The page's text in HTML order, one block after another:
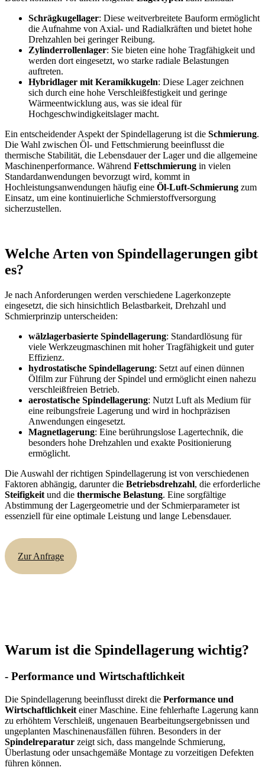
Schrägkugellager: Diese weitverbreitete Bauform ermöglicht
die Aufnahme von Axial- und Radialkräften und bietet hohe
Drehzahlen bei geringer Reibung.
Zylinderrollenlager: Sie bieten eine hohe Tragfähigkeit und
werden dort eingesetzt, wo starke radiale Belastungen
auftreten.
Hybridlager mit Keramikkugeln: Diese Lager zeichnen
sich durch eine hohe Verschleißfestigkeit und geringe
Wärmeentwicklung aus, was sie ideal für
Hochgeschwindigkeitslager macht.
Ein entscheidender Aspekt der Spindellagerung ist die Schmierung.
Die Wahl zwischen Öl- und Fettschmierung beeinflusst die
thermische Stabilität, die Lebensdauer der Lager und die allgemeine
Maschinenperformance. Während Fettschmierung in vielen
Standardanwendungen bevorzugt wird, kommt in
Hochleistungsanwendungen häufig eine Öl-Luft-Schmierung zum
Einsatz, um eine kontinuierliche Schmierstoffversorgung
sicherzustellen.
Welche Arten von Spindellagerungen gibt
es?
Je nach Anforderungen werden verschiedene Lagerkonzepte
eingesetzt, die sich hinsichtlich Belastbarkeit, Drehzahl und
Schmierprinzip unterscheiden:
wälzlagerbasierte Spindellagerung: Standardlösung für
viele Werkzeugmaschinen mit hoher Tragfähigkeit und guter
Effizienz.
hydrostatische Spindellagerung: Setzt auf einen dünnen
Ölfilm zur Führung der Spindel und ermöglicht einen nahezu
verschleißfreien Betrieb.
aerostatische Spindellagerung: Nutzt Luft als Medium für
eine reibungsfreie Lagerung und wird in hochpräzisen
Anwendungen eingesetzt.
Magnetlagerung: Eine berührungslose Lagertechnik, die
besonders hohe Drehzahlen und exakte Positionierung
ermöglicht.
Die Auswahl der richtigen Spindellagerung ist von verschiedenen
Faktoren abhängig, darunter die Betriebsdrehzahl, die erforderliche
Steifigkeit und die thermische Belastung. Eine sorgfältige
Abstimmung der Lagergeometrie und der Schmierparameter ist
essenziell für eine optimale Leistung und lange Lebensdauer.
Zur Anfrage
Warum ist die Spindellagerung wichtig?
- Performance und Wirtschaftlichkeit
Die Spindellagerung beeinflusst direkt die Performance und
Wirtschaftlichkeit einer Maschine. Eine fehlerhafte Lagerung kann
zu erhöhtem Verschleiß, ungenauen Bearbeitungsergebnissen und
ungeplanten Maschinenausfällen führen. Besonders in der
Spindelreparatur zeigt sich, dass mangelnde Schmierung,
Überlastung oder unsachgemäße Montage zu vorzeitigen Defekten
führen können.